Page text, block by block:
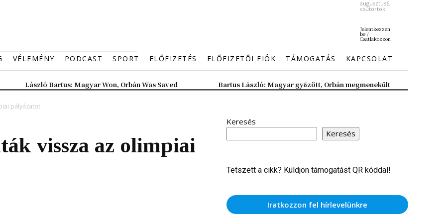
augusztus6,
csütörtök
Jelentkezzen
be /
Csatlakozzon
VÉLEMÉNY PODCAST SPORT ELŐFIZETÉS ELŐFIZETŐI FIÓK TÁMOGATÁS KAPCSOLAT
László Bartus: Magyar Won, Orbán Was Saved Bartus László: Magyar győzött, Orbán megmenekült
pályázatot
vissza az olimpiai
Keresés
Keresés
Tetszett a cikk? Küldjön támogatást QR kóddal!
Iratkozzon fel hírlevelünkre